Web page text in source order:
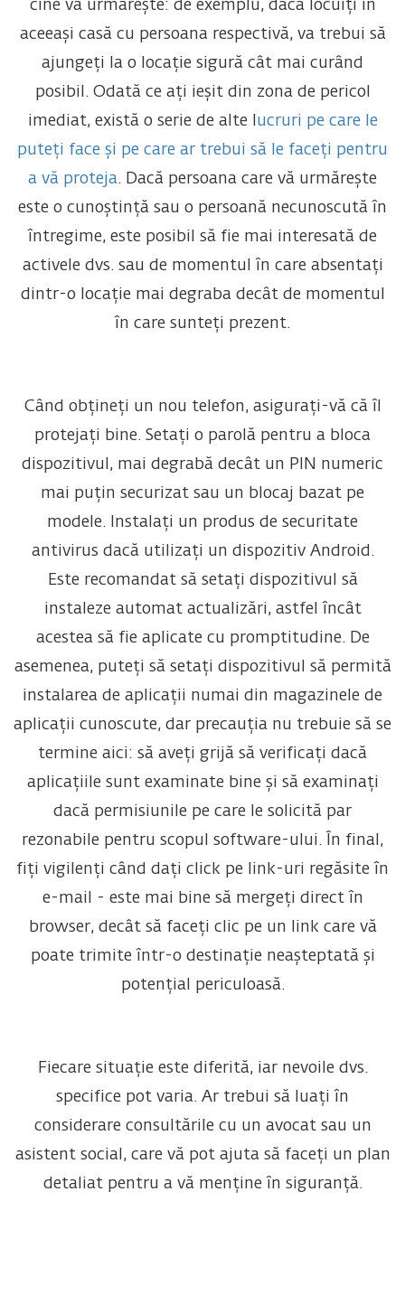
cine vă urmărește: de exemplu, dacă locuiți în
aceeași casă cu persoana respectivă, va trebui să
ajungeți la o locație sigură cât mai curând
posibil. Odată ce ați ieșit din zona de pericol
imediat, există o serie de alte l ucruri pe care le
puteți face și pe care ar trebui să le faceți pentru
a vă proteja. Dacă persoana care vă urmărește
este o cunoștință sau o persoană necunoscută în
întregime, este posibil să fie mai interesată de
activele dvs. sau de momentul în care absentați
dintr-o locație mai degraba decât de momentul
în care sunteți prezent.
Când obțineți un nou telefon, asigurați-vă că îl
protejați bine. Setați o parolă pentru a bloca
dispozitivul, mai degrabă decât un PIN numeric
mai puțin securizat sau un blocaj bazat pe
modele. Instalați un produs de securitate
antivirus dacă utilizați un dispozitiv Android.
Este recomandat să setați dispozitivul să
instaleze automat actualizări, astfel încât
acestea să fie aplicate cu promptitudine. De
asemenea, puteți să setați dispozitivul să permită
instalarea de aplicații numai din magazinele de
aplicații cunoscute, dar precauția nu trebuie să se
termine aici: să aveți grijă să verificați dacă
aplicațiile sunt examinate bine și să examinați
dacă permisiunile pe care le solicită par
rezonabile pentru scopul software-ului. În final,
fiți vigilenți când dați click pe link-uri regăsite în
e-mail - este mai bine să mergeți direct în
browser, decât să faceți clic pe un link care vă
poate trimite într-o destinație neașteptată și
potențial periculoasă.
Fiecare situație este diferită, iar nevoile dvs.
specifice pot varia. Ar trebui să luați în
considerare consultările cu un avocat sau un
asistent social, care vă pot ajuta să faceți un plan
detaliat pentru a vă menține în siguranță.